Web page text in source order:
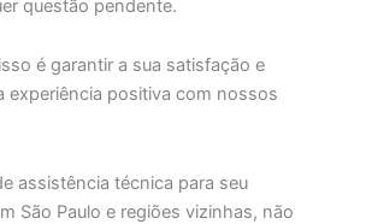
questão pendente.
é garantir a sua satisfação e
experiência positiva com nossos
assistência técnica para seu
São Paulo e regiões vizinhas, não